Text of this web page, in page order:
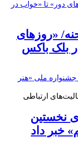
«روزهای
بلک باکس
ارتباطی
نخستین
خبر داد